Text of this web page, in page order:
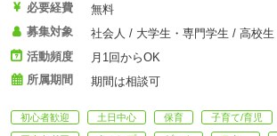
必要経費
無料
募集対象
社会人 / 大学生・専門学生 / 高校生
活動頻度
月1回からOK
所属期間
期間は相談可
初心者歓迎 土日中心 保育 子育て/育児